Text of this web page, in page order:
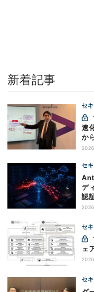
新着記事
セ
速
か
セ
デ
認
セ
ェ
セ